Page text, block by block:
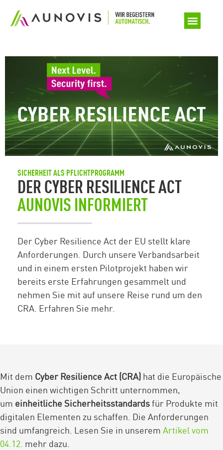
SICHERHEIT ALS PFLICHTPROGRAMM
DER CYBER RESILIENCE ACT
AUNOVIS INFORMIERT
Der Cyber Resilience Act der EU stellt klare
Anforderungen. Durch unsere Verbandsarbeit
und in einem ersten Pilotprojekt haben wir
bereits erste Erfahrungen gesammelt und
nehmen Sie mit auf unsere Reise rund um den
CRA. Erfahren Sie mehr.
Mit dem Cyber Resilience Act (CRA)hat die Europäische
Union einen wichtigen Schritt unternommen,
um einheitliche Sicherheitsstandardsfür Produkte mit
digitalen Elementen zu schaffen. Die Anforderungen
sind umfangreich. Lesen Sie in unseremArtikel vom
04.12. mehr dazu.